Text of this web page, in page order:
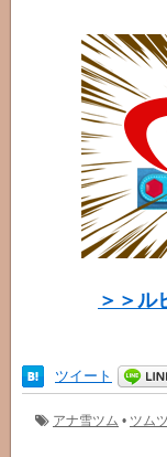
＞＞ル
ツイート
アナ雪ツム • ツム